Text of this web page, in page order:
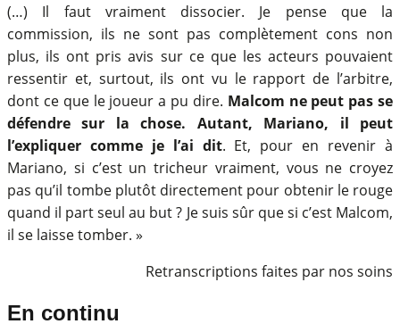
(…) Il faut vraiment dissocier. Je pense que la
commission, ils ne sont pas complètement cons non
plus, ils ont pris avis sur ce que les acteurs pouvaient
ressentir et, surtout, ils ont vu le rapport de l’arbitre,
dont ce que le joueur a pu dire. Malcom ne peut pas se
défendre sur la chose. Autant, Mariano, il peut
l’expliquer comme je l’ai dit. Et, pour en revenir à
Mariano, si c’est un tricheur vraiment, vous ne croyez
pas qu’il tombe plutôt directement pour obtenir le rouge
quand il part seul au but ? Je suis sûr que si c’est Malcom,
il se laisse tomber. »
Retranscriptions faites par nos soins
En continu